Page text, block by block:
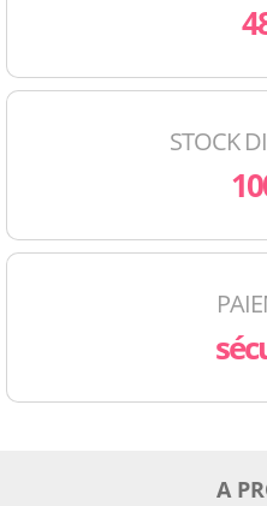
STOCK
A